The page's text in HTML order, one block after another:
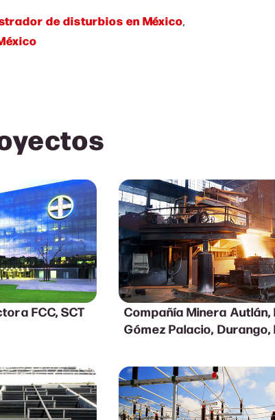
de disturbios en México,
FCC, SCT
Compañía Minera Autlán,
Gómez Palacio, Durango,